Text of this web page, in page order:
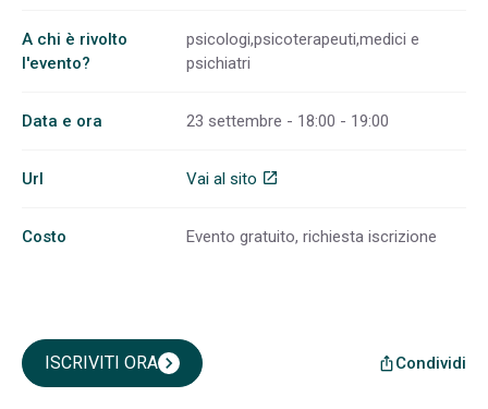
A chi è rivolto
l'evento?
psicologi,psicoterapeuti,medici e
psichiatri
Data e ora 23 settembre - 18:00 - 19:00
Url Vai al sito open_in_new
Costo Evento gratuito, richiesta iscrizione
ISCRIVITI ORAchevron_right ios_shareCondividi